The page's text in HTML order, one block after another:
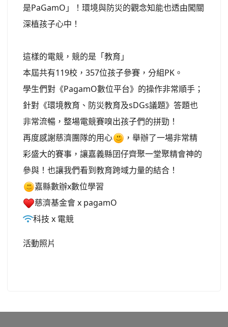
是PaGamO」！環境與防災的觀念知能也透由闖關
深植孩子心中！
這樣的電競，競的是「教育」
本屆共有119校，357位孩子參賽，分組PK。
學生們對《PagamO數位平台》的操作非常順手；
針對《環境教育、防災教育及sDGs議題》答題也
非常流暢，整場電競賽嗅出孩子們的拼勁！
再度感謝慈濟團隊的用心
，舉辦了一場非常精
彩盛大的賽事，讓嘉義縣囝仔齊聚一堂聚精會神的
參與！也讓我們看到教育跨域力量的結合！
嘉縣數辦x數位學習
慈濟基金會 x pagamO
科技 x 電競
活動照片